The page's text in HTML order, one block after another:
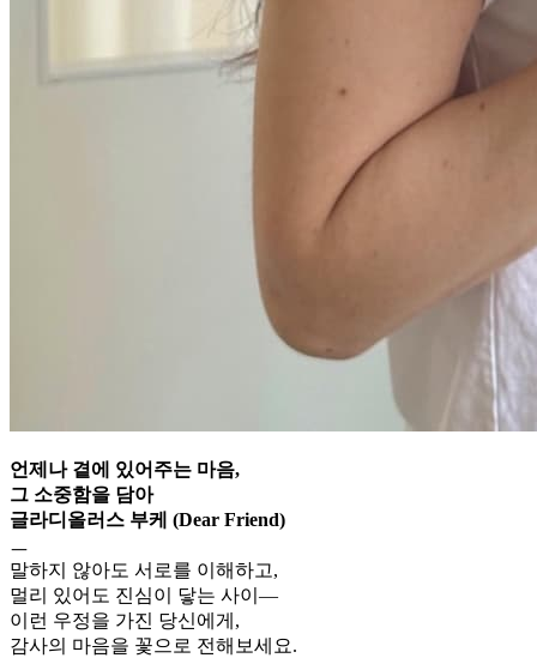
언제나 곁에 있어주는 마음,
그 소중함을 담아
글라디올러스 부케 (Dear Friend)
ㅡ
말하지 않아도 서로를 이해하고,
멀리 있어도 진심이 닿는 사이—
이런 우정을 가진 당신에게,
감사의 마음을 꽃으로 전해보세요.